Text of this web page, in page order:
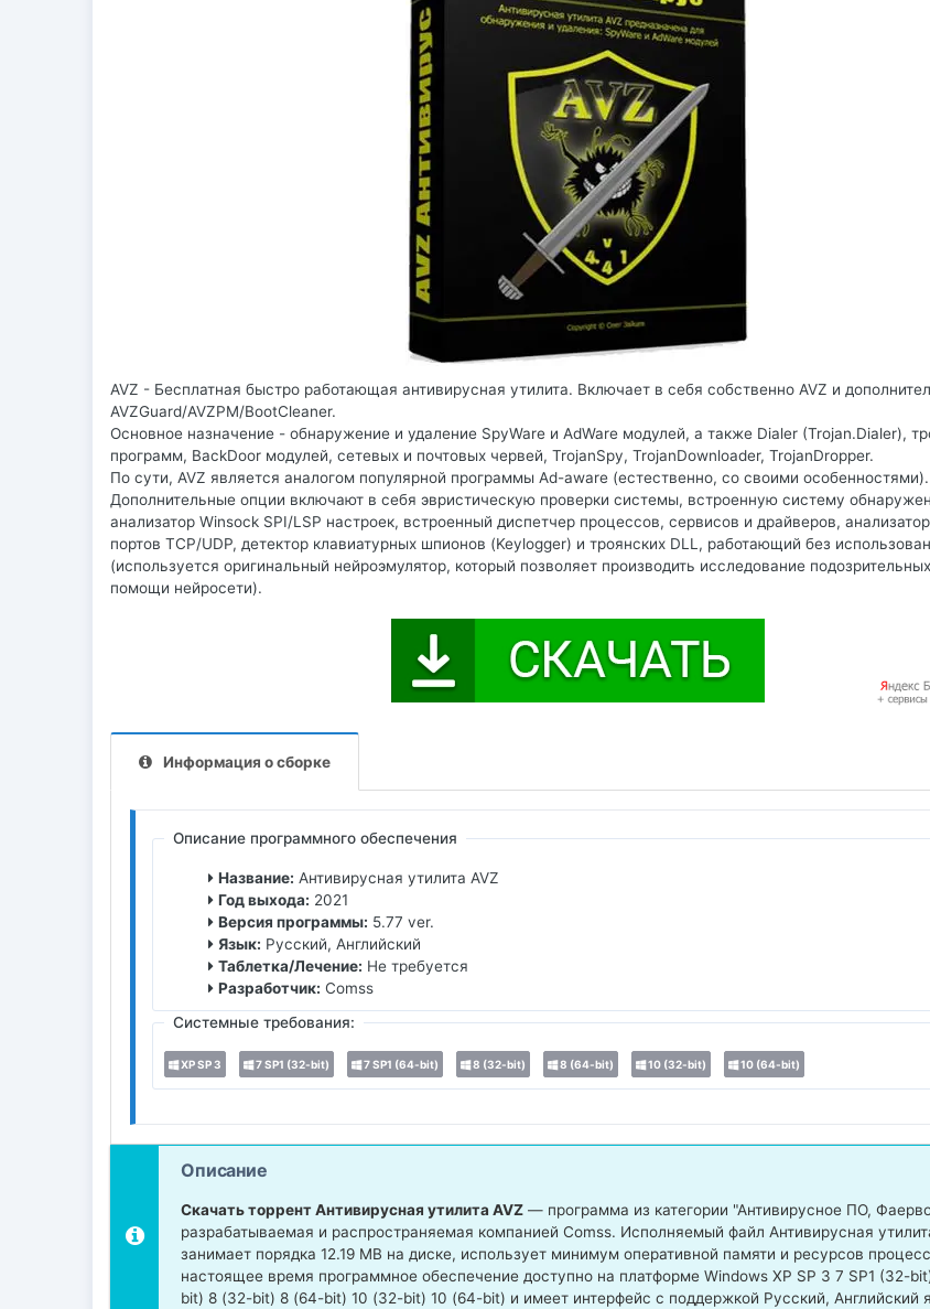
AVZ - Бесплатная быстро работающая антивирусная утилита. Включает в себя собственно AVZ и
AVZGuard/AVZPM/BootCleaner.
Основное назначение - обнаружение и удаление SpyWare и AdWare модулей, а также Dialer (Trojan.Dialer),
программ, BackDoor модулей, сетевых и почтовых червей, TrojanSpy, TrojanDownloader, TrojanDropper.
По сути, AVZ является аналогом популярной программы Ad-aware (естественно, со своими особенностями).
Дополнительные опции включают в себя эвристическую проверки системы, встроенную систему
анализатор Winsock SPI/LSP настроек, встроенный диспетчер процессов, сервисов и драйверов,
портов TCP/UDP, детектор клавиатурных шпионов (Keylogger) и троянских DLL, работающий без
(используется оригинальный нейроэмулятор, который позволяет производить исследование
помощи нейросети).
Информация о сборке
Описание программного обеспечения
Название: Антивирусная утилита AVZ
Год выхода: 2021
Версия программы: 5.77 ver.
Язык: Русский, Английский
Таблетка/Лечение: Не требуется
Разработчик: Comss
Системные требования:
XP SP 3 7 SP1 (32-bit) 7 SP1 (64-bit) 8 (32-bit) 8 (64-bit) 10 (32-bit) 10 (64-bit)
Описание
Скачать торрент Антивирусная утилита AVZ — программа из категории "Антивирусное ПО,
разрабатываемая и распространяемая компанией Comss. Исполняемый файл Антивирусная
занимает порядка 12.19 MB на диске, использует минимум оперативной памяти и ресурсов
настоящее время программное обеспечение доступно на платформе Windows XP SP 3 7 SP1 (32-
bit) 8 (32-bit) 8 (64-bit) 10 (32-bit) 10 (64-bit) и имеет интерфейс с поддержкой Русский, Английский